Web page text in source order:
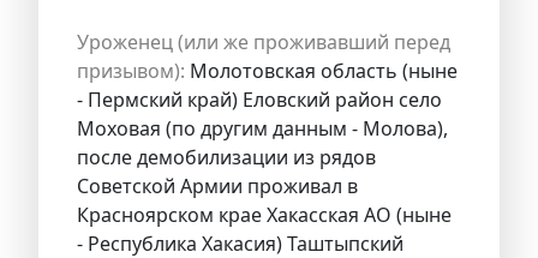
Уроженец (или же проживавший перед
призывом): Молотовская область (ныне
- Пермский край) Еловский район село
Моховая (по другим данным - Молова),
после демобилизации из рядов
Советской Армии проживал в
Красноярском крае Хакасская АО (ныне
- Республика Хакасия) Таштыпский